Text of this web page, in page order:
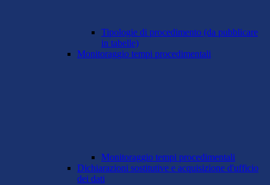
Tipologie di procedimento (da pubblicare
in tabelle)
Monitoraggio tempi procedimentali
Monitoraggio tempi procedimentali
Dichiarazioni sostitutive e acquisizione d'ufficio
dei dati